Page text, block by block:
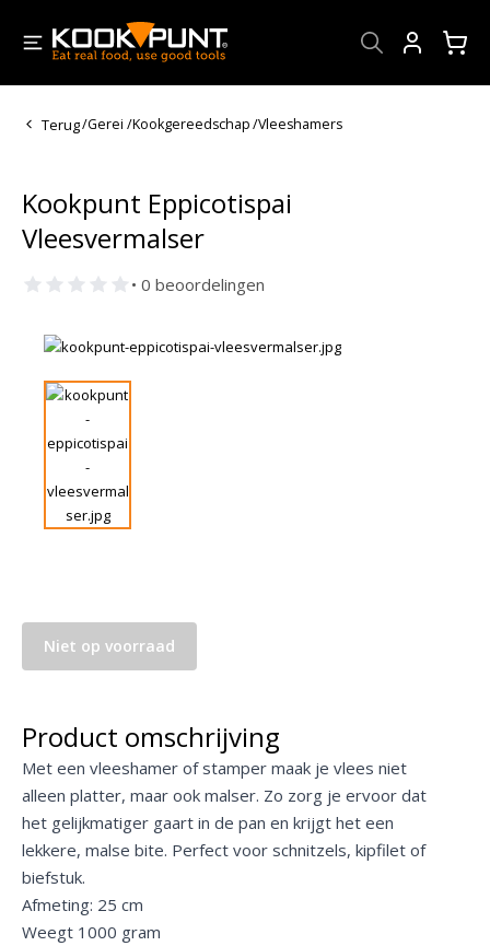
Terug/Gerei /Kookgereedschap/Vleeshamers
Kookpunt Eppicotispai
Vleesvermalser
• 0 beoordelingen
Niet op voorraad
Product omschrijving
Met een vleeshamer of stamper maak je vlees niet
alleen platter, maar ook malser. Zo zorg je ervoor dat
het gelijkmatiger gaart in de pan en krijgt het een
lekkere, malse bite. Perfect voor schnitzels, kipfilet of
biefstuk.
Afmeting: 25 cm
Weegt 1000 gram